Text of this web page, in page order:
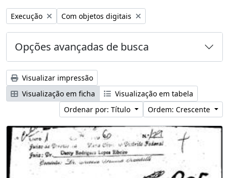
Remover filtro:
Execução Remover filtro:
Com objetos digitais
Opções avançadas de busca
Visualizar impressão
Visualização em ficha
Visualização em tabela
Ordenar por: Título
Ordem: Crescente